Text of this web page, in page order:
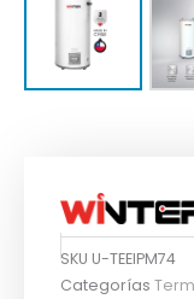
SKU U-TEEIPM74
Categorías